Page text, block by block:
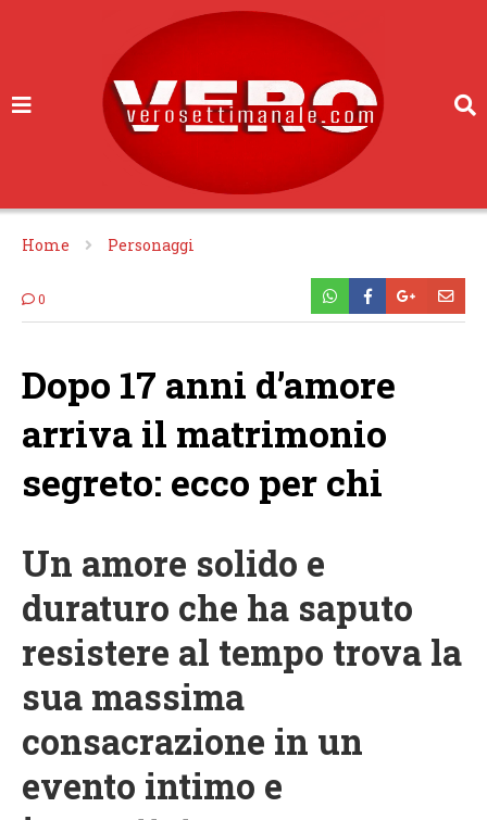
Home Personaggi
0
Dopo 17 anni d’amore
arriva il matrimonio
segreto: ecco per chi
Un amore solido e
duraturo che ha saputo
resistere al tempo trova la
sua massima
consacrazione in un
evento intimo e